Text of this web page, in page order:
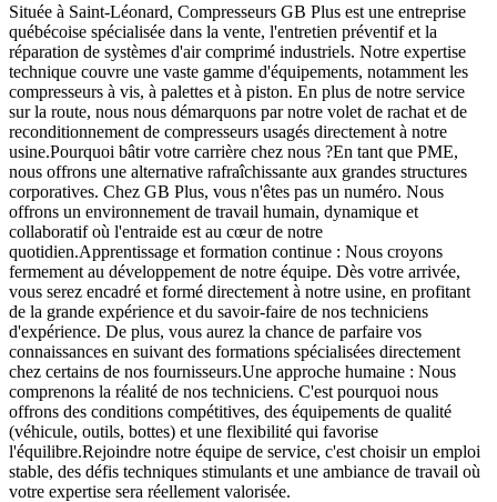
Située à Saint-Léonard, Compresseurs GB Plus est une entreprise
québécoise spécialisée dans la vente, l'entretien préventif et la
réparation de systèmes d'air comprimé industriels. Notre expertise
technique couvre une vaste gamme d'équipements, notamment les
compresseurs à vis, à palettes et à piston. En plus de notre service
sur la route, nous nous démarquons par notre volet de rachat et de
reconditionnement de compresseurs usagés directement à notre
usine.Pourquoi bâtir votre carrière chez nous ?En tant que PME,
nous offrons une alternative rafraîchissante aux grandes structures
corporatives. Chez GB Plus, vous n'êtes pas un numéro. Nous
offrons un environnement de travail humain, dynamique et
collaboratif où l'entraide est au cœur de notre
quotidien.Apprentissage et formation continue : Nous croyons
fermement au développement de notre équipe. Dès votre arrivée,
vous serez encadré et formé directement à notre usine, en profitant
de la grande expérience et du savoir-faire de nos techniciens
d'expérience. De plus, vous aurez la chance de parfaire vos
connaissances en suivant des formations spécialisées directement
chez certains de nos fournisseurs.Une approche humaine : Nous
comprenons la réalité de nos techniciens. C'est pourquoi nous
offrons des conditions compétitives, des équipements de qualité
(véhicule, outils, bottes) et une flexibilité qui favorise
l'équilibre.Rejoindre notre équipe de service, c'est choisir un emploi
stable, des défis techniques stimulants et une ambiance de travail où
votre expertise sera réellement valorisée.